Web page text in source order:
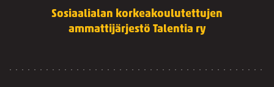
Sosiaalialan korkeakoulutettujen
ammattijärjestö Talentia ry